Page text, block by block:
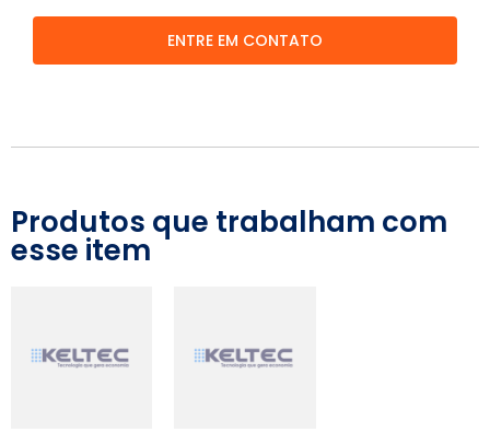
ENTRE EM CONTATO
Produtos que trabalham com
esse item